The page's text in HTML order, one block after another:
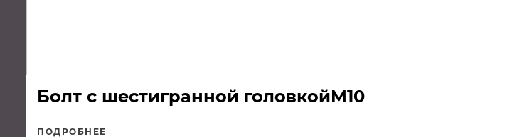
Болт с шестигранной головкойM10
ПОДРОБНЕЕ